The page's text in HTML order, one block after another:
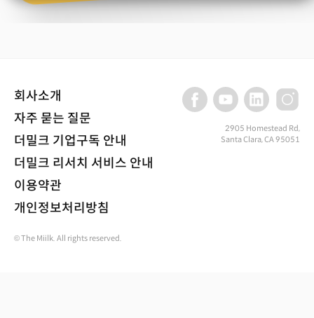
회사소개
자주 묻는 질문
더밀크 기업구독 안내
더밀크 리서치 서비스 안내
이용약관
개인정보처리방침
2905 Homestead Rd,
Santa Clara, CA 95051
© The Miilk. All rights reserved.